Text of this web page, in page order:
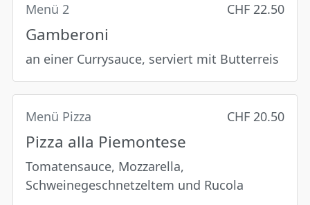
Menü 2 CHF 22.50
Gamberoni
an einer Currysauce, serviert mit Butterreis
Menü Pizza CHF 20.50
Pizza alla Piemontese
Tomatensauce, Mozzarella,
Schweinegeschnetzeltem und Rucola